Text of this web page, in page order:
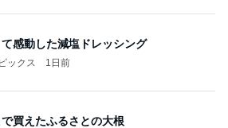
感動した減塩ドレッシング
ックス 1日前
買えたふるさとの大根